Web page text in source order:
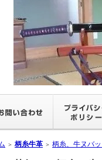
＞ 柄糸牛革 ＞ 柄糸、牛ヌバ